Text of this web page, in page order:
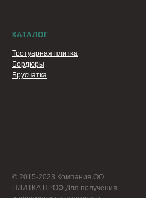
КАТАЛОГ
Тротуарная плитка
Бордюры
Брусчатка
© 2015-2023 Компания ОО
ПЛИТКА ПРОФ Для получения